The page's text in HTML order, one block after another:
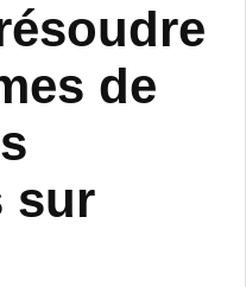
de
sur